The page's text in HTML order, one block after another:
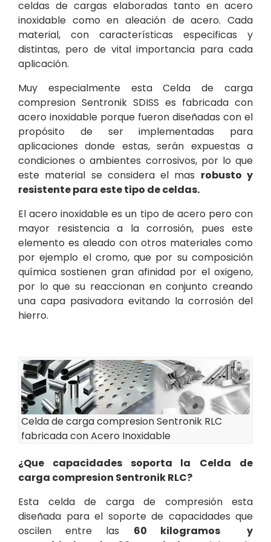
celdas de cargas elaboradas tanto en acero
inoxidable como en aleación de acero. Cada
material, con características especificas y
distintas, pero de vital importancia para cada
aplicación.
Muy especialmente esta Celda de carga
compresion Sentronik SDISS es fabricada con
acero inoxidable porque fueron diseñadas con el
propósito de ser implementadas para
aplicaciones donde estas, serán expuestas a
condiciones o ambientes corrosivos, por lo que
este material se considera el mas robusto y
resistente para este tipo de celdas.
El acero inoxidable es un tipo de acero pero con
mayor resistencia a la corrosión, pues este
elemento es aleado con otros materiales como
por ejemplo el cromo, que por su composición
química sostienen gran afinidad por el oxigeno,
por lo que su reaccionan en conjunto creando
una capa pasivadora evitando la corrosión del
hierro.
Celda de carga compresion Sentronik RLC
fabricada con Acero Inoxidable
¿Que capacidades soporta la
Celda de
carga compresion Sentronik RLC?
Esta celda de carga de compresión esta
diseñada para el soporte de capacidades que
oscilen entre las 60 kilogramos y